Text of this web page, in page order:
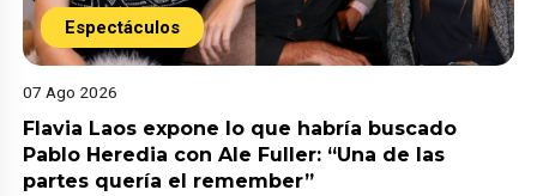
Espectáculos
07 Ago 2026
Flavia Laos expone lo que habría buscado
Pablo Heredia con Ale Fuller: “Una de las
partes quería el remember”